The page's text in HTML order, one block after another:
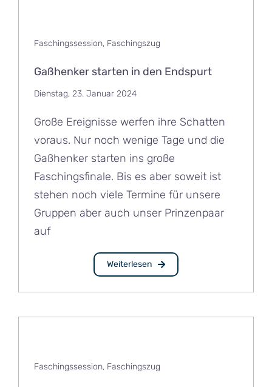
Faschingssession, Faschingszug
Gaßhenker starten in den Endspurt
Dienstag, 23. Januar 2024
Große Ereignisse werfen ihre Schatten
voraus. Nur noch wenige Tage und die
Gaßhenker starten ins große
Faschingsfinale. Bis es aber soweit ist
stehen noch viele Termine für unsere
Gruppen aber auch unser Prinzenpaar
auf
Weiterlesen
Faschingssession, Faschingszug